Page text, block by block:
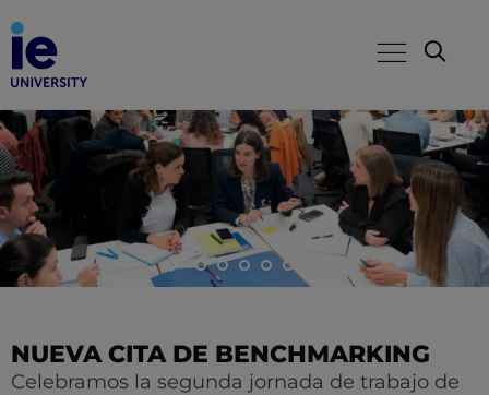
NUEVA CITA DE BENCHMARKING
Celebramos la segunda jornada de trabajo de